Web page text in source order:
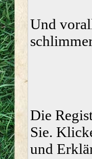
Und
Die
Sie.
und